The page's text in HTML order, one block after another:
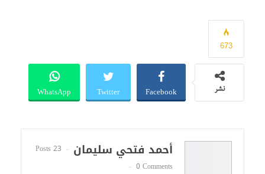
673
نشر Facebook
Twitter
WhatsApp
أحمد فتحي سليمان
23 Posts
0 Comments